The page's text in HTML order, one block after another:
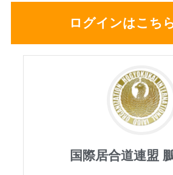
ログインはこち
国際居合道連盟